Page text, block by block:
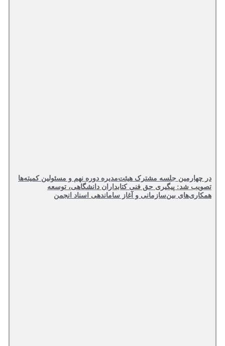
در چهارمین جلسه مشترک هیئت‌مدیره دوره نهم و مسئولین کمیته‌ها
تصویب شد: پیگیری حق فنی کتابداران دانشگاهی، توسعه
همکاری‌های بین‌سازمانی و آغاز ساماندهی اسناد انجمن